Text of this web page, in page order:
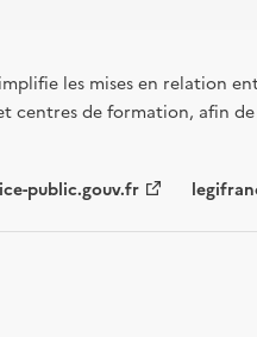
les mises en relation
centres de formation, afin
public.gouv.fr